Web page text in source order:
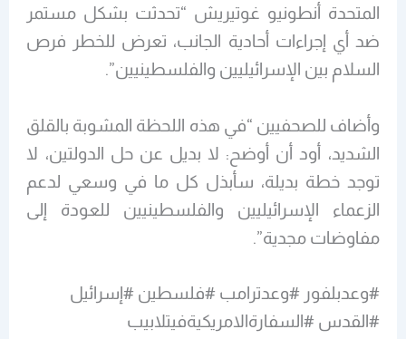
المتحدة أنطونيو غوتيريش “تحدثت بشكل مستمر
ضد أي إجراءات أحادية الجانب، تعرض للخطر فرص
السلام بين الإسرائيليين والفلسطينيين”.
وأضاف للصحفيين “في هذه اللحظة المشوبة بالقلق
الشديد، أود أن أوضح: لا بديل عن حل الدولتين، لا
توجد خطة بديلة، سأبذل كل ما في وسعي لدعم
الزعماء الإسرائيليين والفلسطينيين للعودة إلى
مفاوضات مجدية”.
#وعدبلفور #وعدترامب #فلسطين #إسرائيل
#القدس #السفارةالامريكيةفيتلابيب